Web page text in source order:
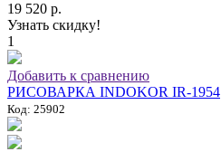
19 520 р.
Узнать скидку!
1
Добавить к сравнению
РИСОВАРКА INDOKOR IR-1954
Код: 25902